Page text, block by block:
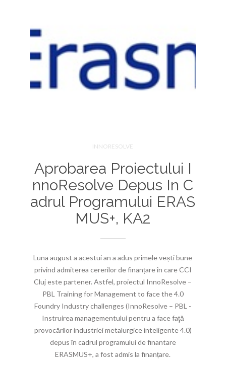
INNORESOLVE
Aprobarea Proiectului I
NnoResolve Depus In C
Adrul Programului ERAS
MUS+, KA2
Luna august a acestui an a adus primele vești bune
privind admiterea cererilor de finanțare în care CCI
Cluj este partener. Astfel, proiectul InnoResolve –
PBL Training for Management to face the 4.0
Foundry Industry challenges (InnoResolve – PBL -
Instruirea managementului pentru a face faţă
provocărilor industriei metalurgice inteligente 4.0)
depus în cadrul programului de finantare
ERASMUS+, a fost admis la finanțare.